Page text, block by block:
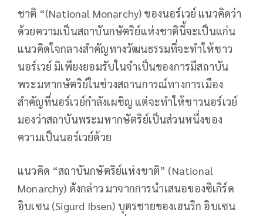
ชาติ “(National Monarchy) ของนอร์เวย์ แนวคิดว่า
ด้วยความเป็นสถาบันกษัตริย์แห่งชาตินี้จะเป็นแก่น
แนวคิดใจกลางสำคัญทางวัฒนธรรมที่จะทำให้ชาว
นอร์เวย์ มิเพียงยอมรับในจำเป็นของการมีสถาบัน
พระมหากษัตริย์ในช่วงสถานการณ์ทางการเมือง
สำคัญที่นอร์เวย์กำลังเผชิญ แต่จะทำให้ชาวนอร์เวย์
มองว่าสถาบันพระมหากษัตริย์เป็นส่วนหนึ่งของ
ความเป็นนอร์เวย์ด้วย
แนวคิด “สถาบันกษัตริย์แห่งชาติ” (National
Monarchy) ดังกล่าว มาจากการนำเสนอของซิเกิร์ด
อิบเซน (Sigurd Ibsen) บุตรชายของเฮนริก อิบเซน